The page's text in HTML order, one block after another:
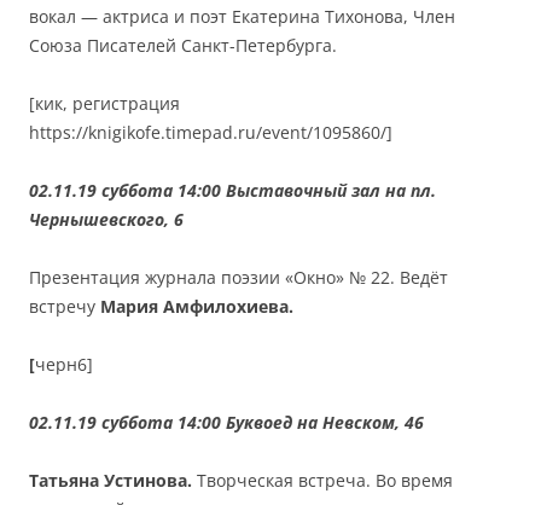
вокал — актриса и поэт Екатерина Тихонова, Член
Союза Писателей Санкт-Петербурга.
[кик, регистрация
https://knigikofe.timepad.ru/event/1095860/]
02.11.19 суббота 14:00 Выставочный зал на пл.
Чернышевского, 6
Презентация журнала поэзии «Окно» № 22. Ведёт
встречу Мария Амфилохиева.
[черн6]
02.11.19 суббота 14:00 Буквоед на Невском, 46
Татьяна Устинова. Творческая встреча. Во время